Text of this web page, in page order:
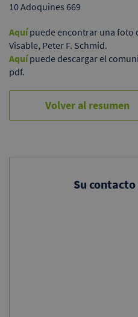
10 Adoquines 669
Aquípuede encontrar una foto
Visable, Peter F. Schmid.
Aquípuede descargar el
pdf.
Volver al resumen
Su